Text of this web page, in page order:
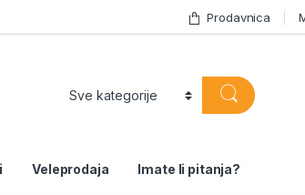
Prodavnica
Veleprodaja Imate li pitanja?